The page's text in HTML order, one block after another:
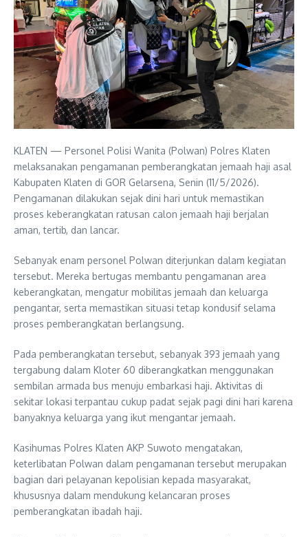
KLATEN — Personel Polisi Wanita (Polwan) Polres Klaten
melaksanakan pengamanan pemberangkatan jemaah haji asal
Kabupaten Klaten di GOR Gelarsena, Senin (11/5/2026).
Pengamanan dilakukan sejak dini hari untuk memastikan
proses keberangkatan ratusan calon jemaah haji berjalan
aman, tertib, dan lancar.
Sebanyak enam personel Polwan diterjunkan dalam kegiatan
tersebut. Mereka bertugas membantu pengamanan area
keberangkatan, mengatur mobilitas jemaah dan keluarga
pengantar, serta memastikan situasi tetap kondusif selama
proses pemberangkatan berlangsung.
Pada pemberangkatan tersebut, sebanyak 393 jemaah yang
tergabung dalam Kloter 60 diberangkatkan menggunakan
sembilan armada bus menuju embarkasi haji. Aktivitas di
sekitar lokasi terpantau cukup padat sejak pagi dini hari karena
banyaknya keluarga yang ikut mengantar jemaah.
Kasihumas Polres Klaten AKP Suwoto mengatakan,
keterlibatan Polwan dalam pengamanan tersebut merupakan
bagian dari pelayanan kepolisian kepada masyarakat,
khususnya dalam mendukung kelancaran proses
pemberangkatan ibadah haji.